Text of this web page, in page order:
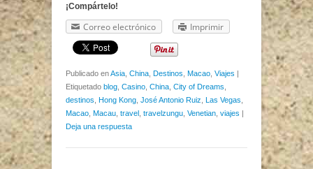
¡Compártelo!
Correo electrónico Imprimir
Publicado enAsia China Destinos Macao Viajes |
Etiquetado blog Casino China City of Dreams
destinos Hong Kong José Antonio Ruiz Las Vegas
Macao Macau travel travelzungu Venetian viajes |
Deja una respuesta